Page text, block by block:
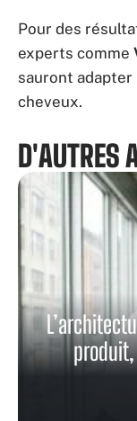
Pour des
experts comme
sauront adapter
cheveux.
D'AUTRES